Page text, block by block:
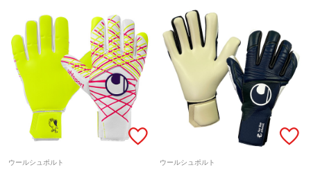
ウールシュポルト ウールシュポルト